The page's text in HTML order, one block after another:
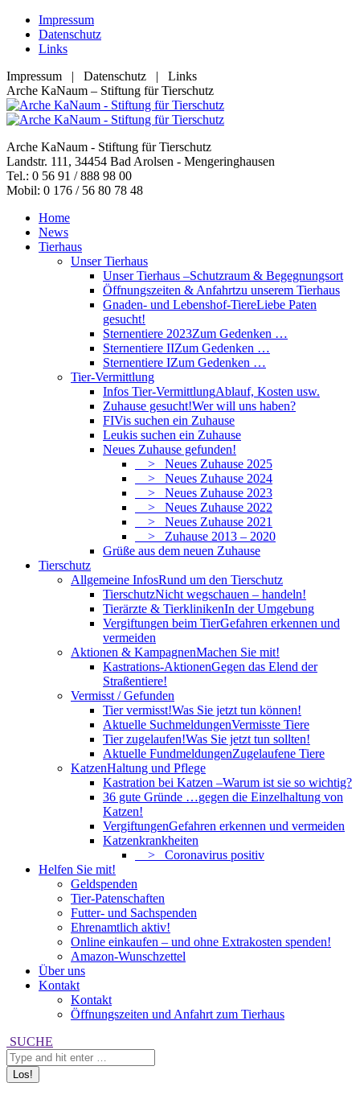
Zum
Inhalt
springen
Impressum
Datenschutz
Links
Impressum | Datenschutz | Links
Facebook
page
opens
new
window
YouTube
page
opens
new
window
RSS
page
opens
new
window
E-
Mail
page
in
new
window
Arche KaNaum – Stiftung für Tierschutz
Arche KaNaum - Stiftung für Tierschutz
Landstr. 111, 34454 Bad Arolsen - Mengeringhausen
Tel.: 0 56 91 / 888 98 00
Mobil: 0 176 / 56 80 78 48
Home
News
Tierhaus
Unser Tierhaus
Unser Tierhaus –Schutzraum & Begegnungsort
Öffnungszeiten & Anfahrtzu unserem Tierhaus
Gnaden- und Lebenshof-TiereLiebe Paten
gesucht!
Sternentiere 2023Zum Gedenken …
Sternentiere IIZum Gedenken …
Sternentiere IZum Gedenken …
Tier-Vermittlung
Infos Tier-VermittlungAblauf, Kosten usw.
Zuhause gesucht!Wer will uns haben?
FIVis suchen ein Zuhause
Leukis suchen ein Zuhause
Neues Zuhause gefunden!
> Neues Zuhause 2025
> Neues Zuhause 2024
> Neues Zuhause 2023
> Neues Zuhause 2022
> Neues Zuhause 2021
> Zuhause 2013 – 2020
Grüße aus dem neuen Zuhause
Tierschutz
Allgemeine InfosRund um den Tierschutz
TierschutzNicht wegschauen – handeln!
Tierärzte & TierklinikenIn der Umgebung
Vergiftungen beim TierGefahren erkennen und
vermeiden
Aktionen & KampagnenMachen Sie mit!
Kastrations-AktionenGegen das Elend der
Straßentiere!
Vermisst / Gefunden
Tier vermisst!Was Sie jetzt tun können!
Aktuelle SuchmeldungenVermisste Tiere
Tier zugelaufen!Was Sie jetzt tun sollten!
Aktuelle FundmeldungenZugelaufene Tiere
KatzenHaltung und Pflege
Kastration bei Katzen –Warum ist sie so wichtig?
36 gute Gründe …gegen die Einzelhaltung von
Katzen!
VergiftungenGefahren erkennen und vermeiden
Katzenkrankheiten
> Coronavirus positiv
Helfen Sie mit!
Geldspenden
Tier-Patenschaften
Futter- und Sachspenden
Ehrenamtlich aktiv!
Online einkaufen – und ohne Extrakosten spenden!
Amazon-Wunschzettel
Über uns
Kontakt
Kontakt
Öffnungszeiten und Anfahrt zum Tierhaus
Search:
SUCHE